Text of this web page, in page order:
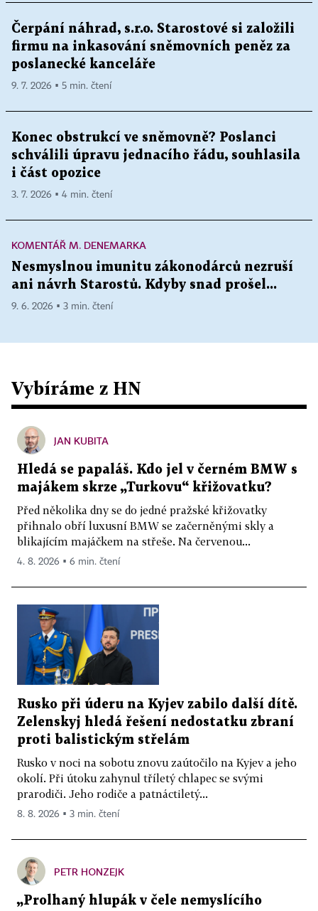
Čerpání náhrad, s.r.o. Starostové si založili
firmu na inkasování sněmovních peněz za
poslanecké kanceláře
9. 7. 2026 ▪ 5 min. čtení
Konec obstrukcí ve sněmovně? Poslanci
schválili úpravu jednacího řádu, souhlasila
i část opozice
3. 7. 2026 ▪ 4 min. čtení
KOMENTÁŘ M. DENEMARKA
Nesmyslnou imunitu zákonodárců nezruší
ani návrh Starostů. Kdyby snad prošel...
9. 6. 2026 ▪ 3 min. čtení
Vybíráme z HN
JAN KUBITA
Hledá se papaláš. Kdo jel v černém BMW s
majákem skrze „Turkovu“ křižovatku?
Před několika dny se do jedné pražské křižovatky
přihnalo obří luxusní BMW se začerněnými skly a
blikajícím majáčkem na střeše. Na červenou...
4. 8. 2026 ▪ 6 min. čtení
Rusko při úderu na Kyjev zabilo další dítě.
Zelenskyj hledá řešení nedostatku zbraní
proti balistickým střelám
Rusko v noci na sobotu znovu zaútočilo na Kyjev a jeho
okolí. Při útoku zahynul tříletý chlapec se svými
prarodiči. Jeho rodiče a patnáctiletý...
8. 8. 2026 ▪ 3 min. čtení
PETR HONZEJK
„Prolhaný hlupák v čele nemyslícího